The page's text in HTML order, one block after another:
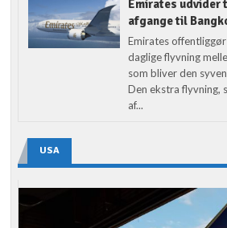
Emirates udvider
afgange til
Emirates
daglige flyvning
som bliver den
Den ekstra flyvning,
af...
USA